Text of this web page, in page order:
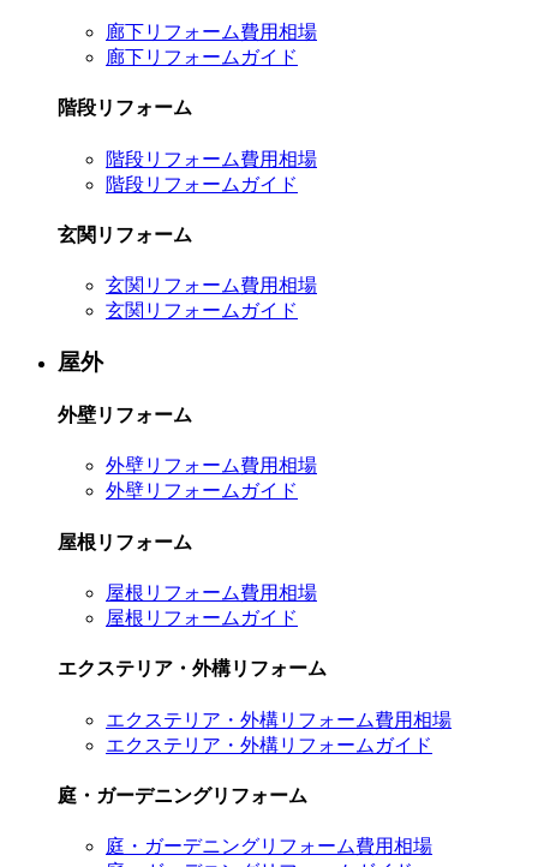
廊下リフォーム費用相場
廊下リフォームガイド
階段リフォーム
階段リフォーム費用相場
階段リフォームガイド
玄関リフォーム
玄関リフォーム費用相場
玄関リフォームガイド
屋外
外壁リフォーム
外壁リフォーム費用相場
外壁リフォームガイド
屋根リフォーム
屋根リフォーム費用相場
屋根リフォームガイド
エクステリア・外構リフォーム
エクステリア・外構リフォーム費用相場
エクステリア・外構リフォームガイド
庭・ガーデニングリフォーム
庭・ガーデニングリフォーム費用相場